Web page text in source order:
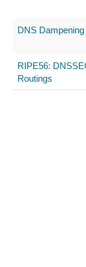
DNS Dampening
RIPE56:
Routings